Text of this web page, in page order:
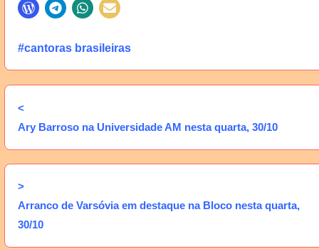
#cantoras brasileiras
<
Ary Barroso na Universidade AM nesta quarta, 30/10
>
Arranco de Varsóvia em destaque na Bloco nesta quarta,
30/10